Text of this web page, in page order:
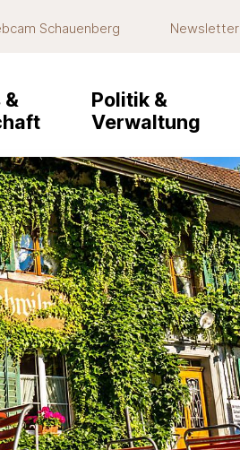
Schauenberg Newsletter
&
Politik &
Verwaltung